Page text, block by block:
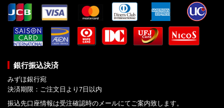
銀行振込決済
みずほ銀行宛
決済期限：ご注文日より7日以内
振込先口座情報は受注確認時のメールにてご案内致します。